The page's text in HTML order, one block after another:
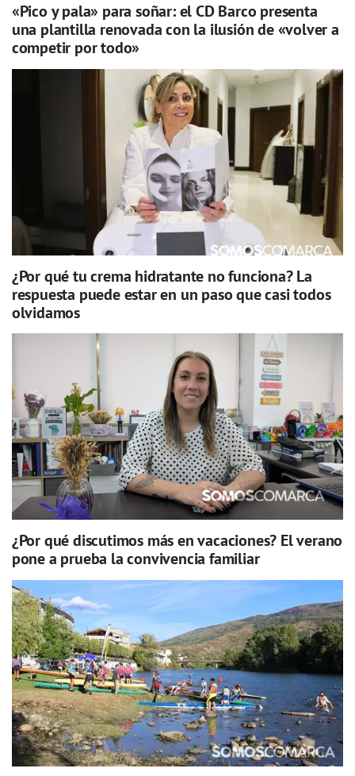
«Pico y pala» para soñar: el CD Barco presenta
una plantilla renovada con la ilusión de «volver a
competir por todo»
¿Por qué tu crema hidratante no funciona? La
respuesta puede estar en un paso que casi todos
olvidamos
¿Por qué discutimos más en vacaciones? El verano
pone a prueba la convivencia familiar